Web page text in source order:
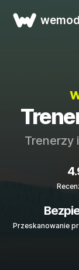
wemod
Trenerzy
Przeskanowanie